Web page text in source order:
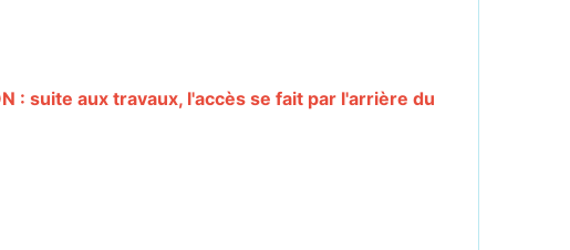
: suite aux travaux, l'accès se fait par l'arrière du